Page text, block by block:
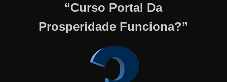
“Curso Portal Da
Prosperidade Funciona?”